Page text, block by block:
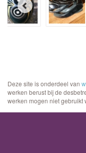
Deze site is onderdeel van
werken berust bij de
werken mogen niet gebruikt